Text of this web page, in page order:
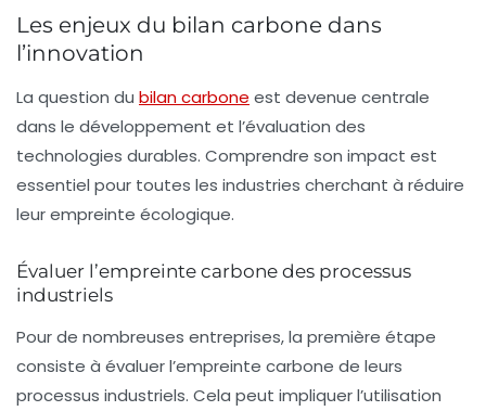
Les enjeux du bilan carbone dans
l’innovation
La question du bilan carbone est devenue centrale
dans le développement et l’évaluation des
technologies durables. Comprendre son impact est
essentiel pour toutes les industries cherchant à réduire
leur empreinte écologique.
Évaluer l’empreinte carbone des processus
industriels
Pour de nombreuses entreprises, la première étape
consiste à évaluer l’empreinte carbone de leurs
processus industriels. Cela peut impliquer l’utilisation